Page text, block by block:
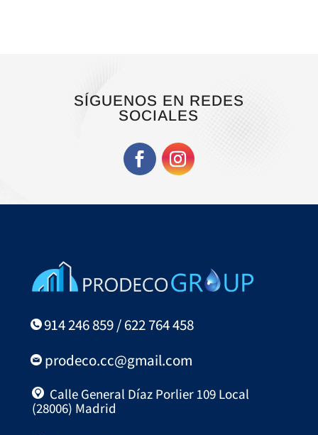
SÍGUENOS EN REDES
SOCIALES
914 246 859 / 622 764 458
prodeco.cc@gmail.com
Calle General Díaz Porlier 109 Local
(28006) Madrid